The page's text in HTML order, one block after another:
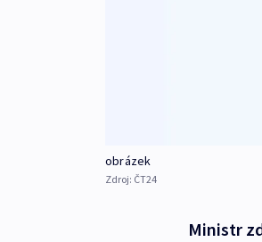
obrázek
Zdroj: ČT24
Ministr